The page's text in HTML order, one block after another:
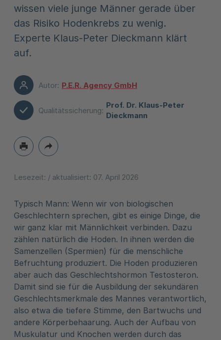
wissen viele junge Männer gerade über
das Risiko Hodenkrebs zu wenig.
Experte Klaus-Peter Dieckmann klärt
auf.
Autor: P.E.R. Agency GmbH
Qualitätssicherung:
Prof. Dr. Klaus-Peter
Dieckmann
Lesezeit: / aktualisiert: 07. April 2026
Typisch Mann: Wenn wir von biologischen
Geschlechtern sprechen, gibt es einige Dinge, die
wir ganz klar mit Männlichkeit verbinden. Dazu
zählen natürlich die Hoden. In ihnen werden die
Samenzellen (Spermien) für die menschliche
Befruchtung produziert. Die Hoden produzieren
aber auch das Geschlechtshormon Testosteron.
Damit sind sie für die Ausbildung der sekundären
Geschlechtsmerkmale des Mannes verantwortlich,
also etwa die tiefere Stimme, den Bartwuchs und
andere Körperbehaarung. Auch der Aufbau von
Muskulatur und Knochen werden durch das